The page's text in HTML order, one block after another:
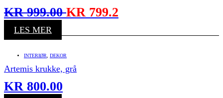
KR999.00KR 799.2
LES MER
INTERIØR DEKOR
Artemis krukke, grå
KR 800.00